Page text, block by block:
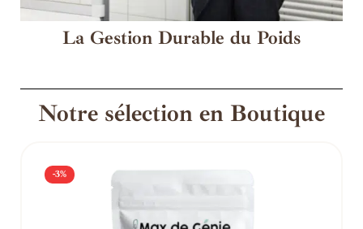
La Gestion Durable du Poids
Notre sélection en Boutique
-3%